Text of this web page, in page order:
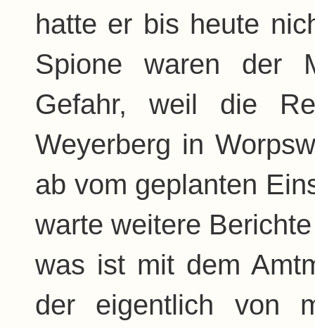
hatte er bis heute
Spione waren der
Gefahr, weil die
Weyerberg in
ab vom geplanten
warte weitere
was ist mit dem
der eigentlich von